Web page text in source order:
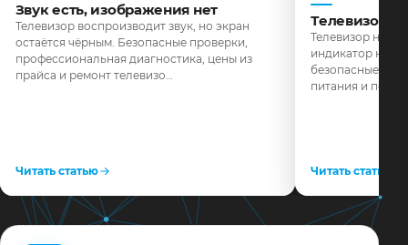
Звук есть, изображения нет
Телевизор воспроизводит звук, но экран
остаётся чёрным. Безопасные проверки,
профессиональная диагностика, цены из
прайса и ремонт телевизо…
Читать статью
Телевизор
Телевизор не
индикатор не
безопасные
питания и
Читать статью